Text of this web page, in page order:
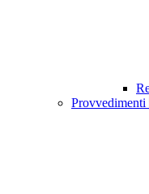
Provvedimenti